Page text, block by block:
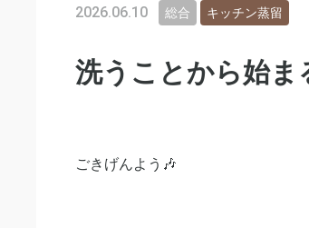
2026.06.10 総合 キッチン蒸留
洗うことから始
ごきげんよう🎶